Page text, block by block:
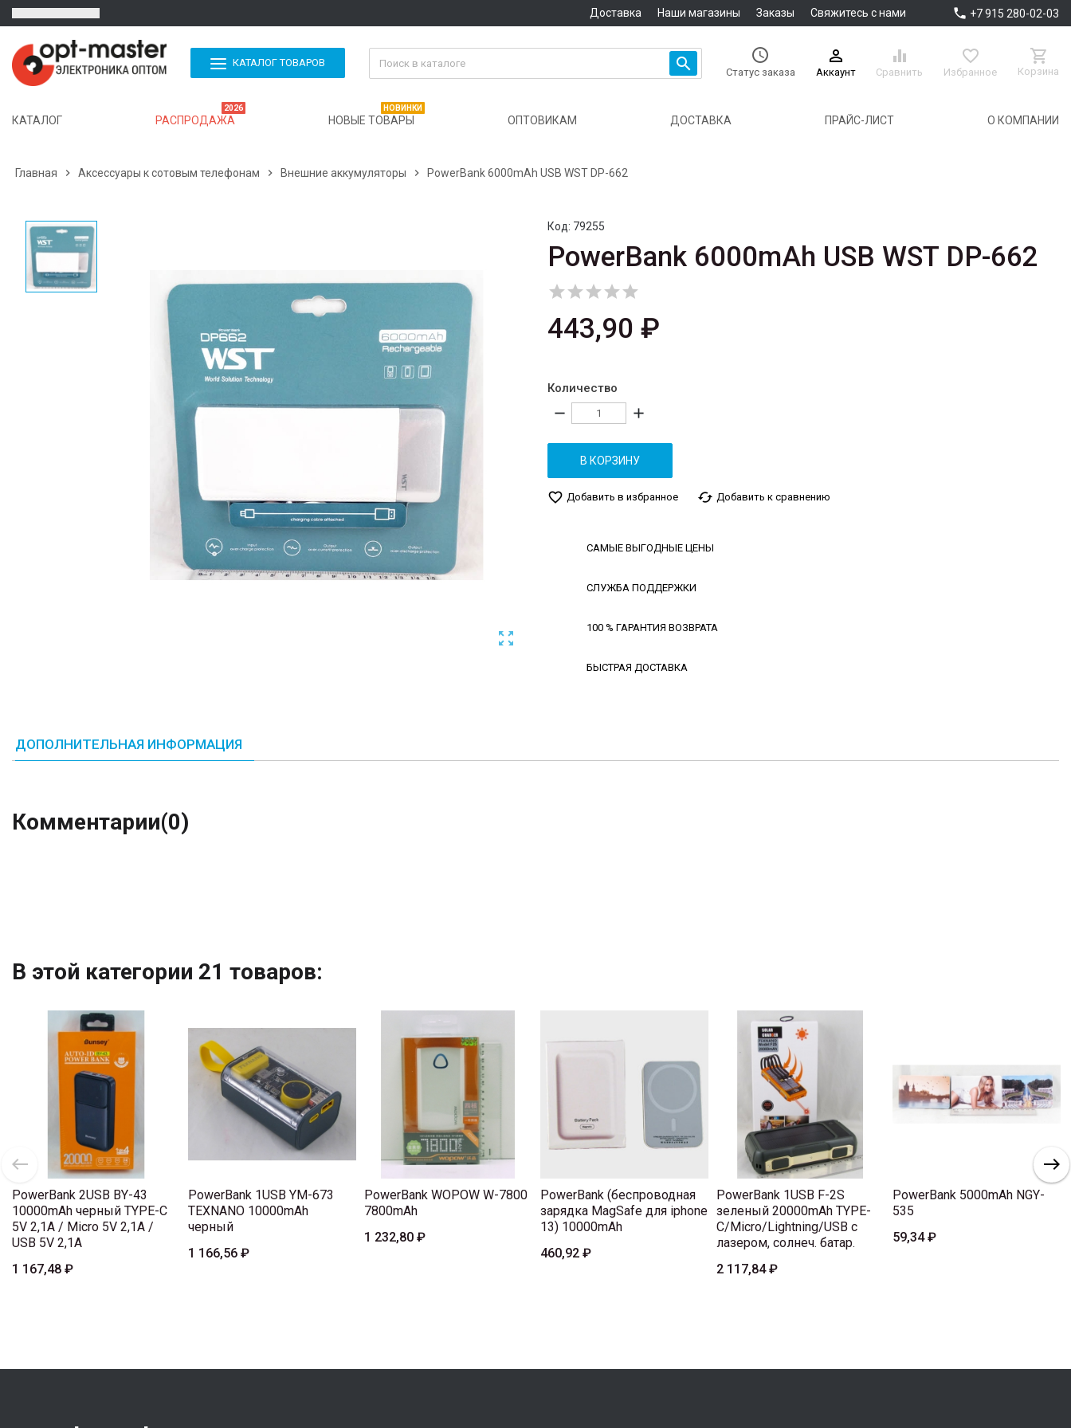
Доставка Наши магазины Заказы Свяжитесь с нами  +7 915 280-02-03
КАТАЛОГ ТОВАРОВ  
Статус заказа

Аккаунт

Сравнить

Избранное

Корзина
КАТАЛОГ РАСПРОДАЖА
2026
НОВЫЕ ТОВАРЫ
НОВИНКИ
ОПТОВИКАМ ДОСТАВКА ПРАЙС-ЛИСТ О КОМПАНИИ
Главная  Аксессуары к сотовым телефонам  Внешние аккумуляторы  PowerBank 6000mAh USB WST DP-662

Код: 79255
PowerBank 6000mAh USB WST DP-662

443,90 ₽
Количество
remove add
В КОРЗИНУ
favorite_border Добавить в избранное cached Добавить к сравнению
САМЫЕ ВЫГОДНЫЕ ЦЕНЫ
СЛУЖБА ПОДДЕРЖКИ
100 % ГАРАНТИЯ ВОЗВРАТА
БЫСТРАЯ ДОСТАВКА
ДОПОЛНИТЕЛЬНАЯ ИНФОРМАЦИЯ
Комментарии(0)
В этой категории 21 товаров:
PowerBank 2USB BY-43
10000mAh черный TYPE-C
5V 2,1A / Micro 5V 2,1A /
USB 5V 2,1A
1 167,48 ₽
PowerBank 1USB YM-673
TEXNANO 10000mAh
черный
1 166,56 ₽
PowerBank WOPOW W-7800
7800mAh
1 232,80 ₽
PowerBank (беспроводная
зарядка MagSafe для iphone
13) 10000mAh
460,92 ₽
PowerBank 1USB F-2S
зеленый 20000mAh TYPE-
C/Micro/Lightning/USB с
лазером, солнеч. батар.
2 117,84 ₽
PowerBank 5000mAh NGY-
535
59,34 ₽